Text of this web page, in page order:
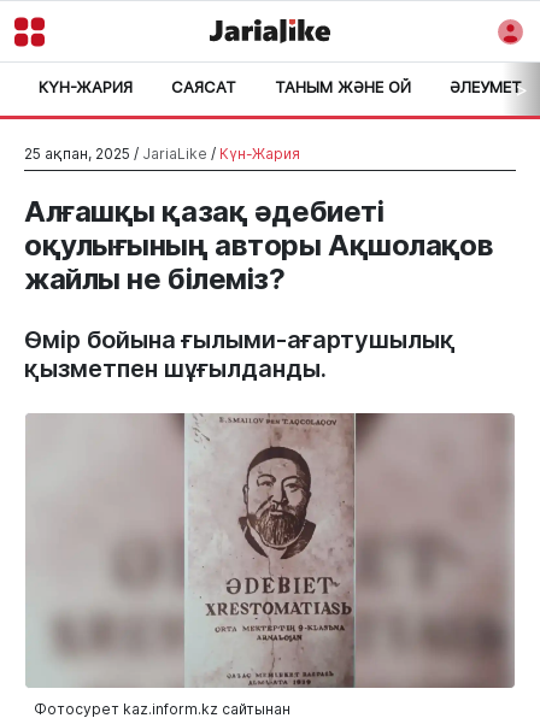
КҮН-ЖАРИЯ САЯСАТ ТАНЫМ ЖӘНЕ ОЙ ӘЛЕУМЕТ>
25 ақпан, 2025 / JariaLike / Күн-Жария
Алғашқы қазақ әдебиеті
оқулығының авторы Ақшолақов
жайлы не білеміз?
Өмір бойына ғылыми-ағартушылық
қызметпен шұғылданды.
Фотосурет kaz.inform.kz сайтынан